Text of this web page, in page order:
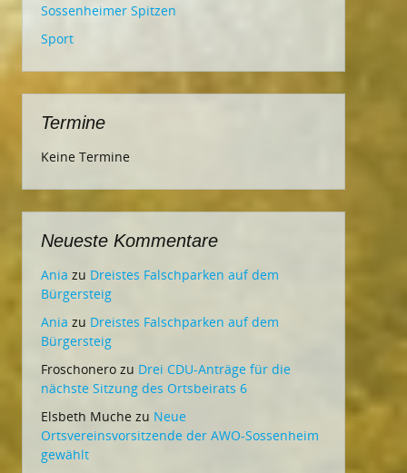
Sossenheimer Spitzen
Sport
Termine
Keine Termine
Neueste Kommentare
Ania zu Dreistes Falschparken auf dem
Bürgersteig
Ania zu Dreistes Falschparken auf dem
Bürgersteig
Froschonero zu Drei CDU-Anträge für die
nächste Sitzung des Ortsbeirats 6
Elsbeth Muche zu Neue
Ortsvereinsvorsitzende der AWO-Sossenheim
gewählt